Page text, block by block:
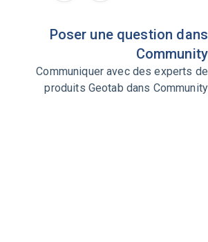
Poser une question dans
Community
Communiquer avec des experts de
produits Geotab dans Community